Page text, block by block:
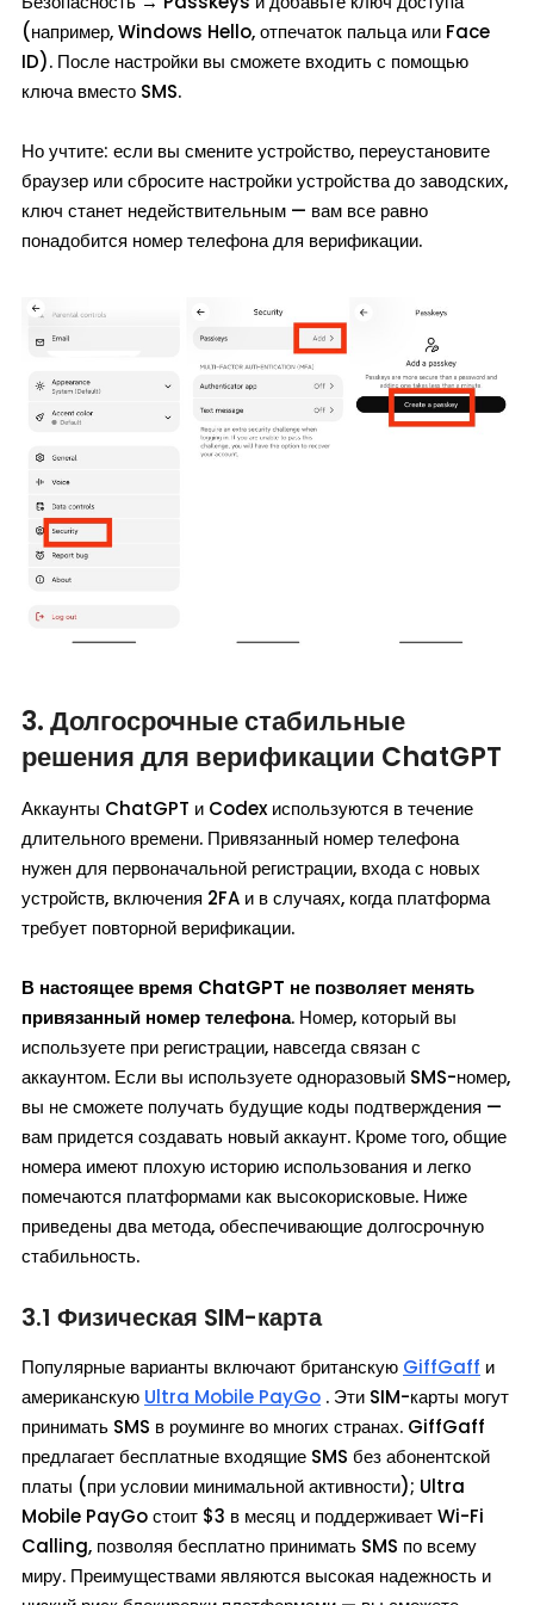
(например, Windows Hello, отпечаток пальца или Face
ID). После настройки вы сможете входить с помощью
ключа вместо SMS.
Но учтите: если вы смените устройство, переустановите
браузер или сбросите настройки устройства до заводских,
ключ станет недействительным — вам все равно
понадобится номер телефона для верификации.
3. Долгосрочные стабильные
решения для верификации ChatGPT
Аккаунты ChatGPT и Codex используются в течение
длительного времени. Привязанный номер телефона
нужен для первоначальной регистрации, входа с новых
устройств, включения 2FA и в случаях, когда платформа
требует повторной верификации.
В настоящее время ChatGPT не позволяет менять
привязанный номер телефона. Номер, который вы
используете при регистрации, навсегда связан с
аккаунтом. Если вы используете одноразовый SMS-номер,
вы не сможете получать будущие коды подтверждения —
вам придется создавать новый аккаунт. Кроме того, общие
номера имеют плохую историю использования и легко
помечаются платформами как высокорисковые. Ниже
приведены два метода, обеспечивающие долгосрочную
стабильность.
3.1 Физическая SIM-карта
Популярные варианты включают британскую GiffGaff и
американскую Ultra Mobile PayGo . Эти SIM-карты могут
принимать SMS в роуминге во многих странах. GiffGaff
предлагает бесплатные входящие SMS без абонентской
платы (при условии минимальной активности); Ultra
Mobile PayGo стоит $3 в месяц и поддерживает Wi-Fi
Calling, позволяя бесплатно принимать SMS по всему
миру. Преимуществами являются высокая надежность и